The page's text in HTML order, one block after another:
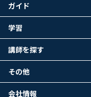
ガイド
学習
講師を探す
その他
会社情報